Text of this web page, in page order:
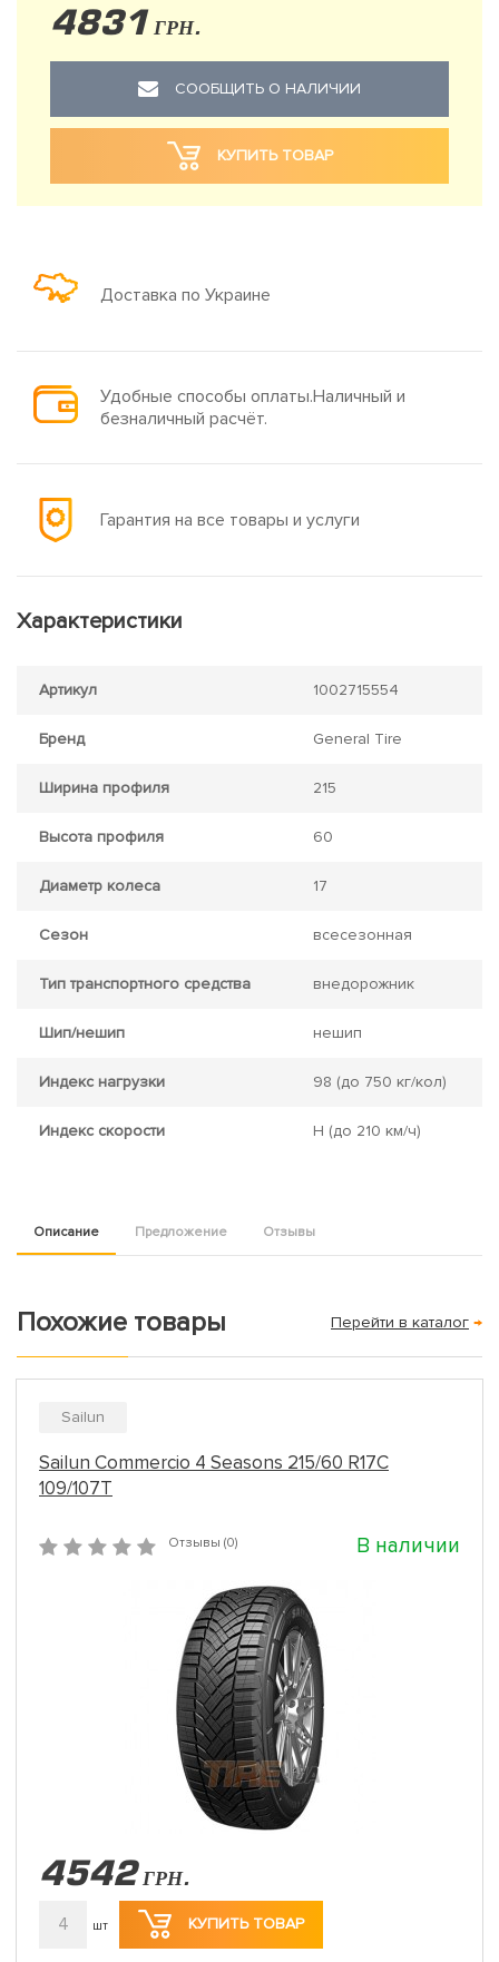
4831 ГРН.
СООБЩИТЬ О НАЛИЧИИ
КУПИТЬ ТОВАР
Доставка по Украине
Удобные способы оплаты.Наличный и
безналичный расчёт.
Гарантия на все товары и услуги
Характеристики
Артикул 1002715554
Бренд General Tire
Ширина профиля 215
Высота профиля 60
Диаметр колеса 17
Сезон всесезонная
Тип транспортного средства внедорожник
Шип/нешип нешип
Индекс нагрузки 98 (до 750 кг/кол)
Индекс скорости H (до 210 км/ч)
Описание Предложение Отзывы
Похожие товары Перейти в каталог →
Sailun
Sailun Commercio 4 Seasons 215/60 R17C
109/107T
Отзывы (0) В наличии
4542 ГРН.
4 шт КУПИТЬ ТОВАР